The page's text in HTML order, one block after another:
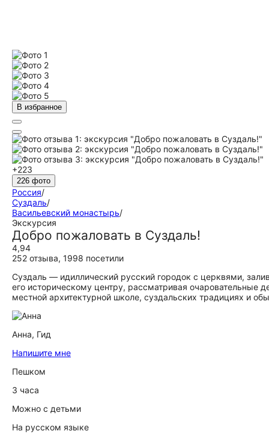
В избранное
+223
226 фото
Россия/
Суздаль/
Васильевский монастырь/
Экскурсия
Добро пожаловать в Суздаль!
4,94
252 отзыва, 1998 посетили
Суздаль — идиллический русский городок с церквями,
его историческому центру, рассматривая
местной архитектурной школе, суздальских традициях и
Анна, Гид
Напишите мне
Пешком
3 часа
Можно с детьми
На русском языке